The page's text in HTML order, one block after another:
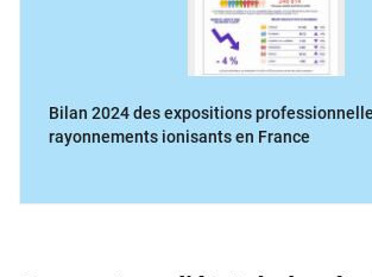
Bilan 2024 des expositions
rayonnements ionisants en France